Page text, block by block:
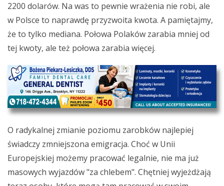
2200 dolarów. Na was to pewnie wrażenia nie robi, ale
w Polsce to naprawdę przyzwoita kwota. A pamiętajmy,
że to tylko mediana. Połowa Polaków zarabia mniej od
tej kwoty, ale też połowa zarabia więcej.
O radykalnej zmianie poziomu zarobków najlepiej
świadczy zmniejszona emigracja. Choć w Unii
Europejskiej możemy pracować legalnie, nie ma już
masowych wyjazdów "za chlebem". Chętniej wyjeżdżają